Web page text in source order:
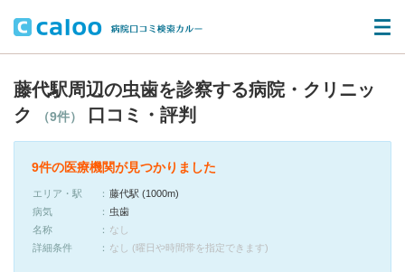
藤代駅周辺の虫歯を診察する病院・クリニッ
ク
（9件） 口コミ・評判
9件の医療機関が見つかりました
エリア・駅
藤代駅 (1000m)
病気
虫歯
名称
なし
詳細条件
なし (曜日や時間帯を指定できます)